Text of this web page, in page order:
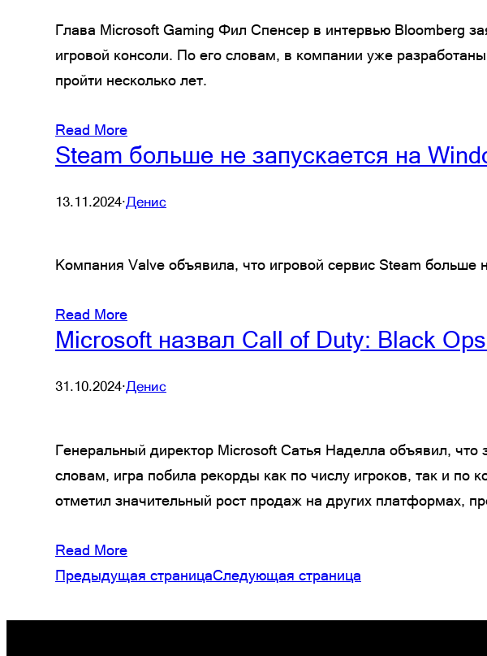
Глава Microsoft Gaming Фил Спенсер в интервью Bloomberg
игровой консоли. По его словам, в компании уже
пройти несколько лет.
Read More
Steam больше не запускается на
13.11.2024·Денис
Компания Valve объявила, что игровой сервис Steam
Read More
Microsoft назвал Call of Duty: Black
31.10.2024·Денис
Генеральный директор Microsoft Сатья Наделла объявил,
словам, игра побила рекорды как по числу игроков, так и по
отметил значительный рост продаж на других платформах,
Read More
Предыдущая страницаСледующая страница